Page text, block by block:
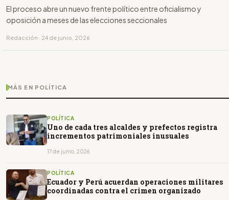
El proceso abre un nuevo frente político entre oficialismo y
oposición a meses de las elecciones seccionales
Redacción · 24 de junio, 2026
MÁS EN POLÍTICA
POLÍTICA
Uno de cada tres alcaldes y prefectos registra
incrementos patrimoniales inusuales
17 de junio, 2026
POLÍTICA
Ecuador y Perú acuerdan operaciones militares
coordinadas contra el crimen organizado